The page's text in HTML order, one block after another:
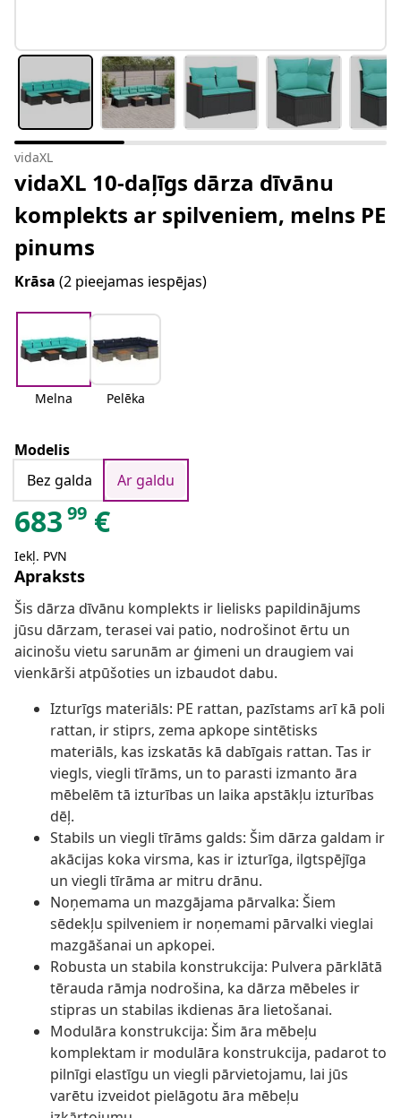
vidaXL
vidaXL 10-daļīgs dārza dīvānu
komplekts ar spilveniem, melns PE
pinums
Krāsa (2 pieejamas iespējas)
Melna Pelēka
Modelis
Bez galda
Ar galdu
683 99 €
Iekļ. PVN
Apraksts
Šis dārza dīvānu komplekts ir lielisks papildinājums
jūsu dārzam, terasei vai patio, nodrošinot ērtu un
aicinošu vietu sarunām ar ģimeni un draugiem vai
vienkārši atpūšoties un izbaudot dabu.
Izturīgs materiāls: PE rattan, pazīstams arī kā poli
rattan, ir stiprs, zema apkope sintētisks
materiāls, kas izskatās kā dabīgais rattan. Tas ir
viegls, viegli tīrāms, un to parasti izmanto āra
mēbelēm tā izturības un laika apstākļu izturības
dēļ.
Stabils un viegli tīrāms galds: Šim dārza galdam ir
akācijas koka virsma, kas ir izturīga, ilgtspējīga
un viegli tīrāma ar mitru drānu.
Noņemama un mazgājama pārvalka: Šiem
sēdekļu spilveniem ir noņemami pārvalki vieglai
mazgāšanai un apkopei.
Robusta un stabila konstrukcija: Pulvera pārklātā
tērauda rāmja nodrošina, ka dārza mēbeles ir
stipras un stabilas ikdienas āra lietošanai.
Modulāra konstrukcija: Šim āra mēbeļu
komplektam ir modulāra konstrukcija, padarot to
pilnīgi elastīgu un viegli pārvietojamu, lai jūs
varētu izveidot pielāgotu āra mēbeļu